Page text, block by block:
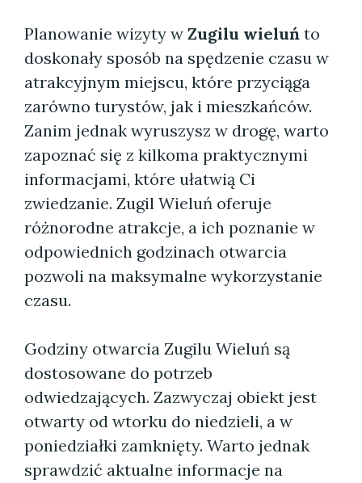
Planowanie wizyty w Zugilu wieluń to
doskonały sposób na spędzenie czasu w
atrakcyjnym miejscu, które przyciąga
zarówno turystów, jak i mieszkańców.
Zanim jednak wyruszysz w drogę, warto
zapoznać się z kilkoma praktycznymi
informacjami, które ułatwią Ci
zwiedzanie. Zugil Wieluń oferuje
różnorodne atrakcje, a ich poznanie w
odpowiednich godzinach otwarcia
pozwoli na maksymalne wykorzystanie
czasu.
Godziny otwarcia Zugilu Wieluń są
dostosowane do potrzeb
odwiedzających. Zazwyczaj obiekt jest
otwarty od wtorku do niedzieli, a w
poniedziałki zamknięty. Warto jednak
sprawdzić aktualne informacje na